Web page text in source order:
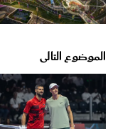
الموضوع التالى